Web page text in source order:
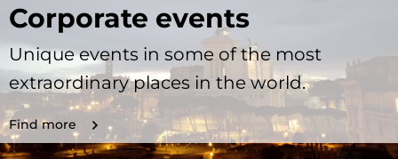
Corporate events
Unique events in some of the most
extraordinary places in the world.
Find more